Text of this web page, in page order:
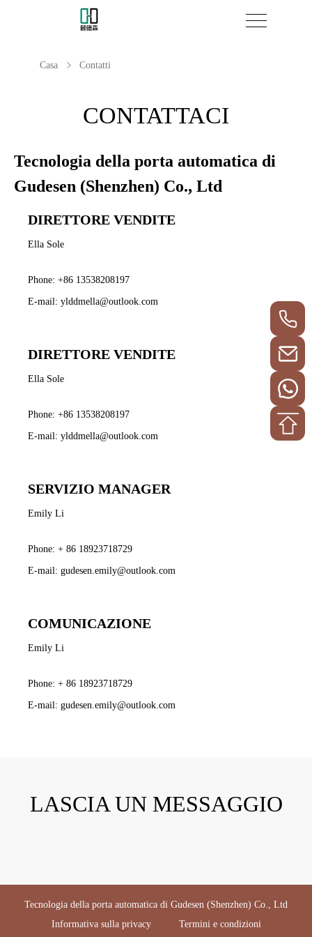
Casa Contatti
CONTATTACI
Tecnologia della porta automatica di
Gudesen (Shenzhen) Co., Ltd
DIRETTORE VENDITE
Ella Sole
Phone: +86 13538208197
E-mail: ylddmella@outlook.com
DIRETTORE VENDITE
Ella Sole
Phone: +86 13538208197
E-mail: ylddmella@outlook.com
SERVIZIO MANAGER
Emily Li
Phone: + 86 18923718729
E-mail: gudesen.emily@outlook.com
COMUNICAZIONE
Emily Li
Phone: + 86 18923718729
E-mail: gudesen.emily@outlook.com
LASCIA UN MESSAGGIO
Tecnologia della porta automatica di Gudesen (Shenzhen) Co., Ltd
Informativa sulla privacy
Termini e condizioni